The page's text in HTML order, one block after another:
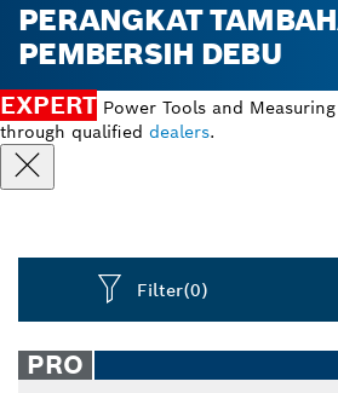
PERANGKAT
PEMBERSIH DEBU
EXPERT Power Tools and
through qualified dealers.
Filter(0)
closed
PRO